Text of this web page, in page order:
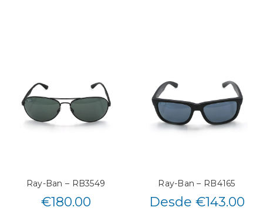
Ray-Ban – RB3549
€180.00
Ray-Ban – RB4165
Desde €143.00